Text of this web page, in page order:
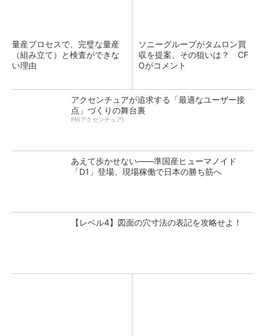
量産プロセスで、完璧な量産
（組み立て）と検査ができな
い理由
ソニーグループがタムロン買
収を提案、その狙いは？ CF
Oがコメント
アクセンチュアが追求する「最適なユーザー接
点」づくりの舞台裏
PR(アクセンチュア)
あえて歩かせない――準国産ヒューマノイド
「D1」登場、現場稼働で日本の勝ち筋へ
【レベル4】図面の穴寸法の表記を攻略せよ！